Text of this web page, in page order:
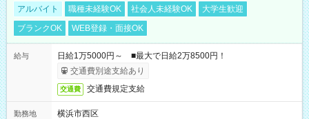
アルバイト 職種未経験OK 社会人未経験OK
大学生歓迎
ブランクOK
WEB登録・面接OK
給与
日給1万5000円～ ■最大で日給2万8500円！
交通費別途支給あり
交通費 交通費規定支給
勤務地
横浜市西区